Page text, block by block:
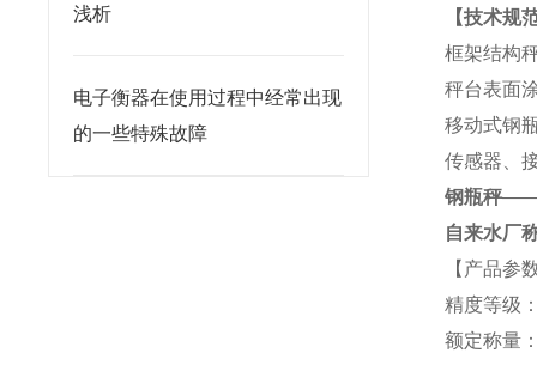
浅析
电子衡器在使用过程中经常出现
的一些特殊故障
【技术规
框架结构
秤台表面
移动式钢
传感器、
钢瓶秤——
自来水厂
【产品参
精度等级
额定称量